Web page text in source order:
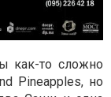
как-то сложно
Pineapples, но